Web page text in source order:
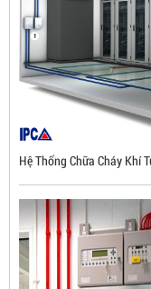
Hệ Thống Chữa Cháy Khí